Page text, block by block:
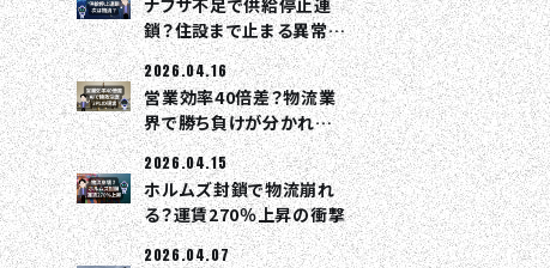
鎖？住設まで止まる異常事
態
2026.04.16
営業効率40倍差？物流業
界で勝ち負けが分かれる
理由
2026.04.15
ホルムズ封鎖で物流崩れ
る？運賃270％上昇の衝撃
2026.04.07